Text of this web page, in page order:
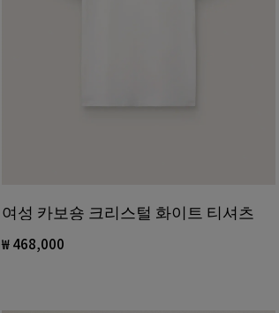
여성 카보숑 크리스털 화이트 티셔츠
₩ 468,000